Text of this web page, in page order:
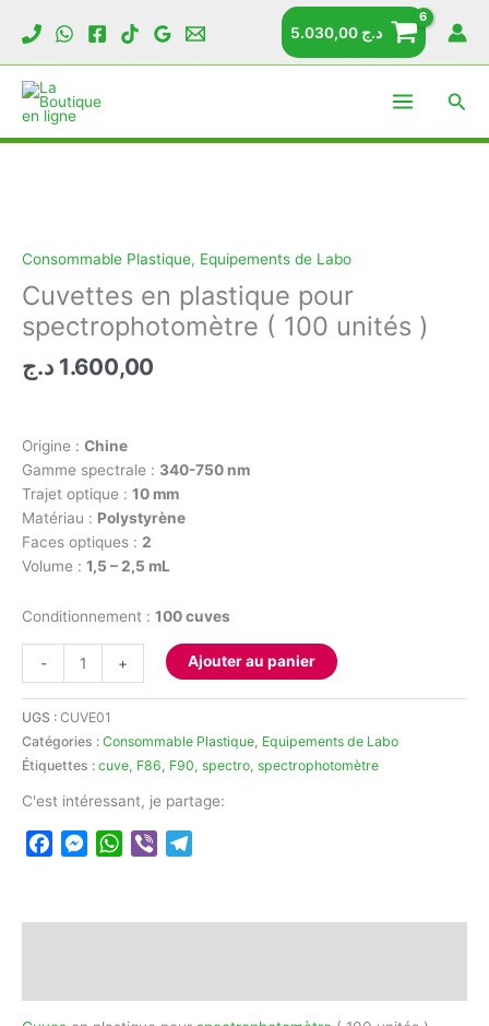
5.030,00 د.ج
Consommable Plastique, Equipements de Labo
Cuvettes en plastique pour
spectrophotomètre ( 100 unités )
1.600,00 د.ج
Origine : Chine
Gamme spectrale : 340-750 nm
Trajet optique : 10 mm
Matériau : Polystyrène
Faces optiques : 2
Volume : 1,5 – 2,5 mL
Conditionnement : 100 cuves
-
de
Cuvettes
en
plastique
pour
spectrophotomètre
100
+ Ajouter au panier
UGS : CUVE01
Catégories : Consommable Plastique Equipements de Labo
Étiquettes : cuve F86 F90 spectro spectrophotomètre
C'est intéressant, je partage:
FacebookMessenger
WhatsApp
Viber
en
pour
spectrophotomètre
(